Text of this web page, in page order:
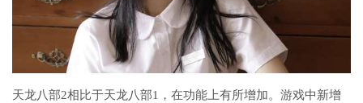
天龙八部2相比于天龙八部1，在功能上有所增加。游戏中新增